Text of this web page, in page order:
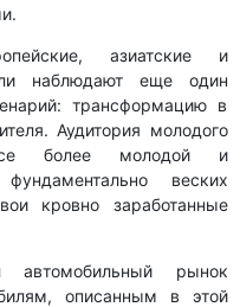
азиатские и
наблюдают еще один
трансформацию в
Аудитория молодого
более молодой и
веских
кровно заработанные
рынок
описанным в этой